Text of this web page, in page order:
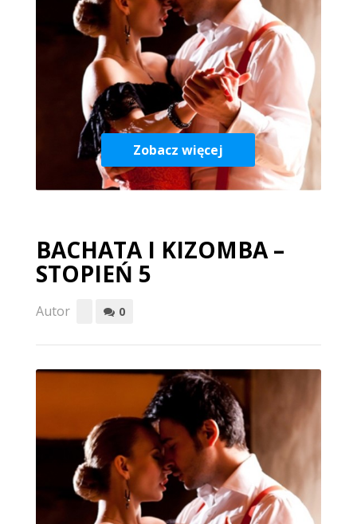
Zobacz więcej
BACHATA I KIZOMBA –
STOPIEŃ 5
Autor 0